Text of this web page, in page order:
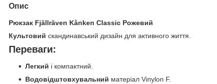
Опис
Рюкзак Fjällräven Kånken Classic Рожевий
Культовий скандинавський дизайн для активного життя.
Переваги:
Легкий і компактний.
Водовідштовхувальний матеріал Vinylon F.